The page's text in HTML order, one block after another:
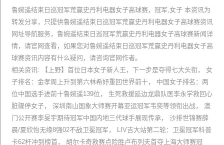
鲁婉遥结束日巡冠军荒赢史丹利电器女子高球赛，冠军,女子 本资讯为
转发分享，只提供鲁婉遥结束日巡冠军荒赢史丹利电器女子高球赛资讯
网址导航服务，鲁婉遥结束日巡冠军荒赢史丹利电器女子高球赛新闻详
情，请官网查看，如果您对鲁婉遥结束日巡冠军荒赢史丹利电器女子高
球赛资讯内容有什么疑问，请咨询官网作者。
相关资讯: 【上野】首位日本女子新人王，下一步是夺得七大头衔， 女
子排名：金孝周上升到第六林希妤重回世界前十， 中国女子排名：两
位中国选手进前十鲁婉遥139位， 生死救援延边龙鼎队医李永学救回心
脏骤停女子， 深圳南山国象大师赛开幕亚运冠军韦奕等领衔出战， 澳
门公开赛李旻宇期待冠军中国内地三代球手展现传承， 沙排世锦赛薛
晨/夏欣怡无缘8强02不敌卫冕冠军， LIV吉大站第二轮：卫冕冠军科普
卡62杆冲到榜首， 胡尔卡奇救赛点险胜卢布列夫首夺上海大师赛冠